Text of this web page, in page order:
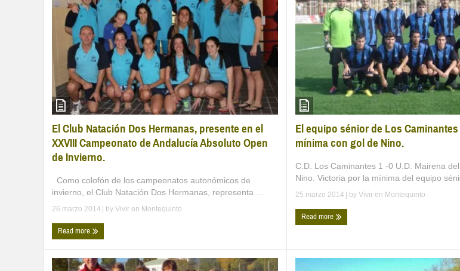
El Club Natación Dos Hermanas, presente en el
XXVIII Campeonato de Andalucía Absoluto Open
de Invierno.
Como colofón de los campeonatos autonómicos de
invierno, el Club Natación Dos Hermanas, representa ...
26 marzo 2014 | by Vivir en Montequinto
Read more
El equipo sénior de Los
mínima con gol de Nino.
C.D. Los Caminantes 1 -0 U.D. Mairena
Nino. Victoria por la mínima del equipo
25 marzo 2014 | by Vivir en Montequinto
Read more